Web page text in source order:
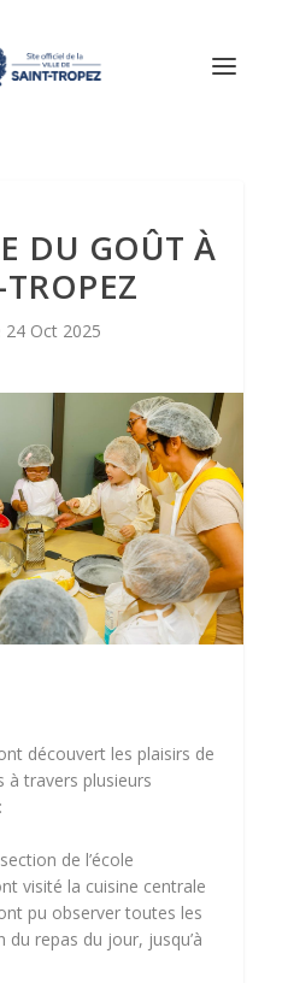
DU GOÛT À
24 Oct 2025
découvert les plaisirs de
à travers plusieurs
de l’école
visité la cuisine centrale
pu observer toutes les
repas du jour, jusqu’à